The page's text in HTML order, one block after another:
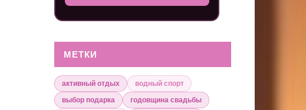
МЕТКИ
активный отдых
водный спорт
выбор подарка
годовщина свадьбы